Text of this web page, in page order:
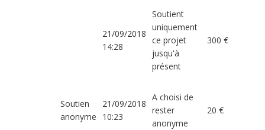
21/09/2018
14:28
Soutient
uniquement
ce projet
jusqu'à
présent
300 €
Soutien
anonyme
21/09/2018
10:23
A choisi de
rester
anonyme
20 €